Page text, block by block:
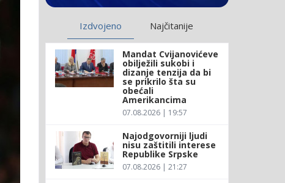
Izdvojeno Najčitanije
Mandat Cvijanovićeve
obilježili sukobi i
dizanje tenzija da bi
se prikrilo šta su
obećali
Amerikancima
07.08.2026 | 19:57
Najodgovorniji ljudi
nisu zaštitili interese
Republike Srpske
07.08.2026 | 21:27